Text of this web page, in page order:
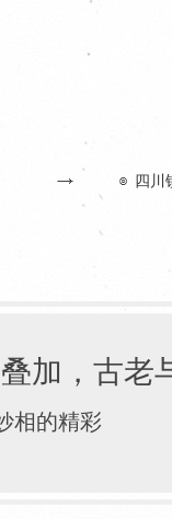
四川
加，古老
相的精彩